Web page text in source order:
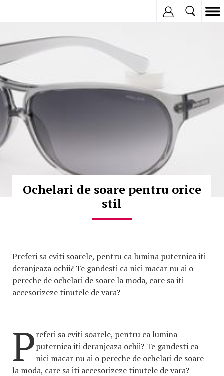
Ochelari de soare pentru orice
stil
Preferi sa eviti soarele, pentru ca lumina puternica iti
deranjeaza ochii? Te gandesti ca nici macar nu ai o
pereche de ochelari de soare la moda, care sa iti
accesorizeze tinutele de vara?
Preferi sa eviti soarele, pentru ca lumina
puternica iti deranjeaza ochii? Te gandesti ca
nici macar nu ai o pereche de ochelari de soare
la moda, care sa iti accesorizeze tinutele de vara?